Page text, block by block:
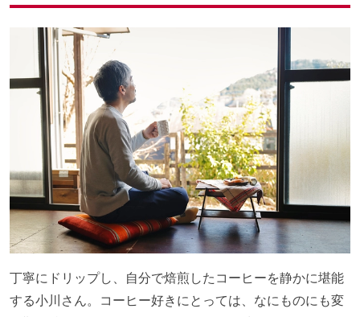
丁寧にドリップし、自分で焙煎したコーヒーを静かに堪能
する小川さん。コーヒー好きにとっては、なにものにも変